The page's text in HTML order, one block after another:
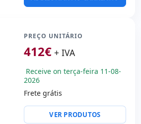
PREÇO UNITÁRIO
412€ + IVA
Receive on terça-feira 11-08-
2026
Frete grátis
VER PRODUTOS